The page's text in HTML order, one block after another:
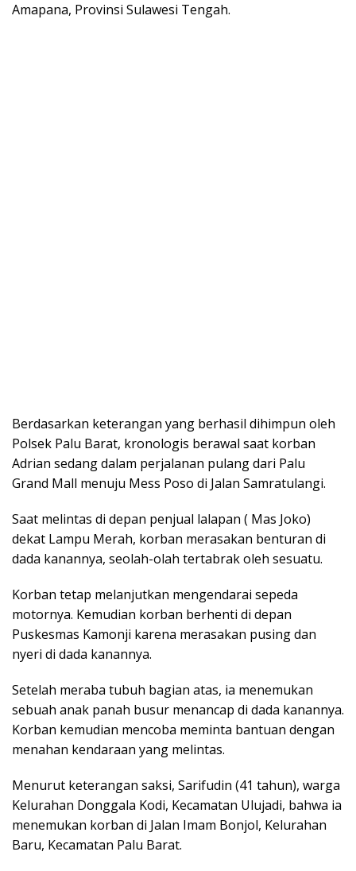
Amapana, Provinsi Sulawesi Tengah.
Berdasarkan keterangan yang berhasil dihimpun oleh
Polsek Palu Barat, kronologis berawal saat korban
Adrian sedang dalam perjalanan pulang dari Palu
Grand Mall menuju Mess Poso di Jalan Samratulangi.
Saat melintas di depan penjual lalapan ( Mas Joko)
dekat Lampu Merah, korban merasakan benturan di
dada kanannya, seolah-olah tertabrak oleh sesuatu.
Korban tetap melanjutkan mengendarai sepeda
motornya. Kemudian korban berhenti di depan
Puskesmas Kamonji karena merasakan pusing dan
nyeri di dada kanannya.
Setelah meraba tubuh bagian atas, ia menemukan
sebuah anak panah busur menancap di dada kanannya.
Korban kemudian mencoba meminta bantuan dengan
menahan kendaraan yang melintas.
Menurut keterangan saksi, Sarifudin (41 tahun), warga
Kelurahan Donggala Kodi, Kecamatan Ulujadi, bahwa ia
menemukan korban di Jalan Imam Bonjol, Kelurahan
Baru, Kecamatan Palu Barat.